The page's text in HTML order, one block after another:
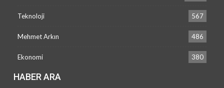
Teknoloji 567
Mehmet Arkın 486
Ekonomi 380
HABER ARA